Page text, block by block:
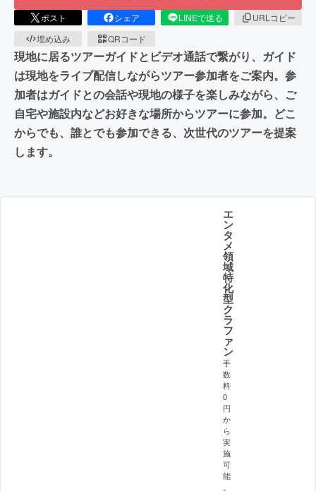
ポスト シェア LINEで送る
URLコピー
埋め込み
QRコード
現地に居るツアーガイドとビデオ通話で繋がり、ガイド
は現地をライブ配信しながらツアー参加者をご案内。参
加者はガイドとの会話や現地の様子を楽しみながら、ご
自宅や施設内などお好きな場所からツアーに参加。どこ
からでも、誰とでも参加できる、次世代のツアーを提案
します。
エ
ン
タ
メ
領
域
特
化
型
ク
ラ
フ
ァ
ン
手
数
料
0
円
か
ら
実
施
可
能